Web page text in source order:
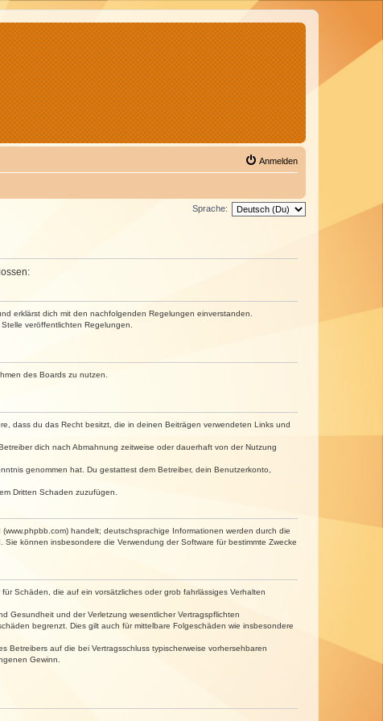
Anmelden
Sprache:
erklärst dich mit den nachfolgenden Regelungen einverstanden.
veröffentlichten Regelungen.
des Boards zu nutzen.
dass du das Recht besitzt, die in deinen Beiträgen verwendeten Links und
dich nach Abmahnung zeitweise oder dauerhaft von der Nutzung
genommen hat. Du gestattest dem Betreiber, dein Benutzerkonto,
Dritten Schaden zuzufügen.
handelt; deutschsprachige Informationen werden durch die
können insbesondere die Verwendung der Software für bestimmte Zwecke
Schäden, die auf ein vorsätzliches oder grob fahrlässiges Verhalten
Gesundheit und der Verletzung wesentlicher Vertragspflichten
begrenzt. Dies gilt auch für mittelbare Folgeschäden wie insbesondere
auf die bei Vertragsschluss typischerweise vorhersehbaren
Gewinn.